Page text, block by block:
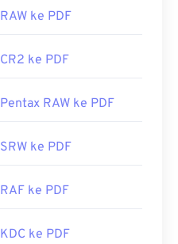
RAW ke PDF
CR2 ke PDF
Pentax RAW ke PDF
SRW ke PDF
RAF ke PDF
KDC ke PDF